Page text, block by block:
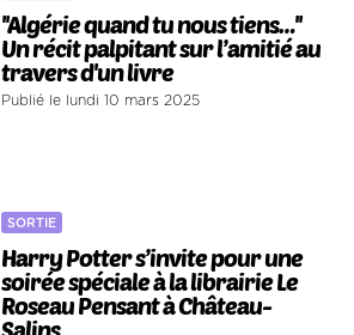
''Algérie quand tu nous tiens…''
Un récit palpitant sur l’amitié au
travers d'un livre
Publié le lundi 10 mars 2025
SORTIE
Harry Potter s’invite pour une
soirée spéciale à la librairie Le
Roseau Pensant à Château-
Salins